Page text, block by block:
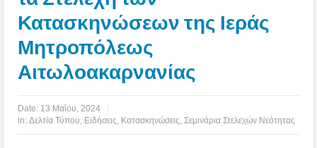
Κατασκηνώσεων της Ιεράς
Μητροπόλεως
Αιτωλοακαρνανίας
Date: 13 Μαΐου, 2024
in:Δελτία Τύπου Ειδήσεις Κατασκηνώσεις ,Σεμινάρια Στελεχών Νεότητας